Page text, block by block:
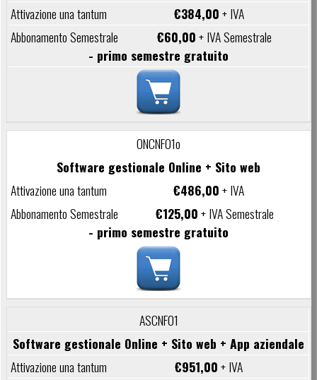
€384,00+ IVA
€60,00+ IVA Semestrale
- primo semestre gratuito
ONCNF01o
Software gestionale Online + Sito web
€486,00+ IVA
€125,00+ IVA Semestrale
- primo semestre gratuito
ASCNF01
Software gestionale Online + Sito web + App aziendale
€951,00+ IVA